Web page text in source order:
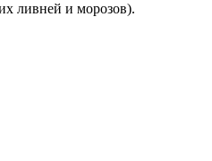
ливней и морозов).